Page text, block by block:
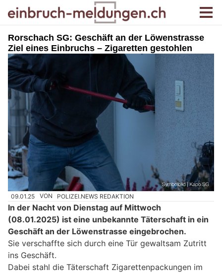
Rorschach SG: Geschäft an der Löwenstrasse
Ziel eines Einbruchs – Zigaretten gestohlen
09.01.25 VON POLIZEI.NEWS REDAKTION
In der Nacht von Dienstag auf Mittwoch
(08.01.2025) ist eine unbekannte Täterschaft in ein
Geschäft an der Löwenstrasse eingebrochen.
Sie verschaffte sich durch eine Tür gewaltsam Zutritt
ins Geschäft.
Dabei stahl die Täterschaft Zigarettenpackungen im